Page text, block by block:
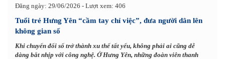
Đăng ngày: 29/06/2026 - Lượt xem: 406
Tuổi trẻ Hưng Yên “cầm tay chỉ việc”, đưa người dân lên
không gian số
Khi chuyển đổi số trở thành xu thế tất yếu, không phải ai cũng dễ
dàng bắt nhịp với công nghệ. Ở Hưng Yên, những đoàn viên thanh